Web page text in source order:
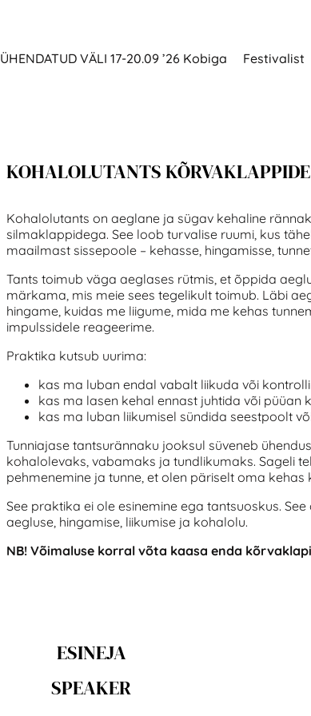
ÜHENDATUD VÄLI 17-20.09 ’26 Kobiga Festivalist
KOHALOLUTANTS
Kohalolutants on aeglane ja sügav kehaline
silmaklappidega. See loob turvalise ruumi, kus
maailmast sissepoole – kehasse, hingamisse,
Tants toimub väga aeglases rütmis, et õppida
märkama, mis meie sees tegelikult toimub. Läbi
hingame, kuidas me liigume, mida me kehas
impulssidele reageerime.
Praktika kutsub uurima:
kas ma luban endal vabalt liikuda või
kas ma lasen kehal ennast juhtida või püüan
kas ma luban liikumisel sündida seestpoolt
Tunniajase tantsurännaku jooksul süveneb
kohalolevaks, vabamaks ja tundlikumaks. Sageli
pehmenemine ja tunne, et olen päriselt oma kehas
See praktika ei ole esinemine ega tantsuoskus.
aegluse, hingamise, liikumise ja kohalolu.
NB! Võimaluse korral võta kaasa enda
ESINEJA
SPEAKER